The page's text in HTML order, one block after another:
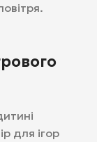
для ігор